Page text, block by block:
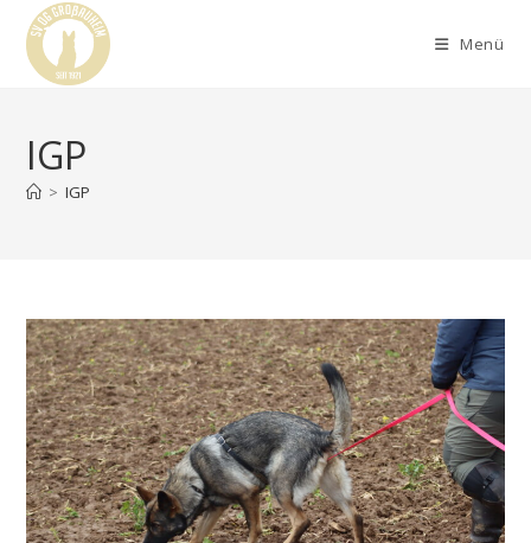
Menü
IGP
> IGP